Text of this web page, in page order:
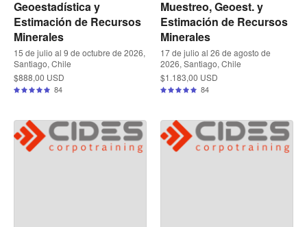
Geoestadística y
Estimación de Recursos
Minerales
15 de julio al 9 de octubre de 2026,
Santiago, Chile
$888,00 USD
84
Muestreo, Geoest. y
Estimación de Recursos
Minerales
17 de julio al 26 de agosto de
2026, Santiago, Chile
$1.183,00 USD
84